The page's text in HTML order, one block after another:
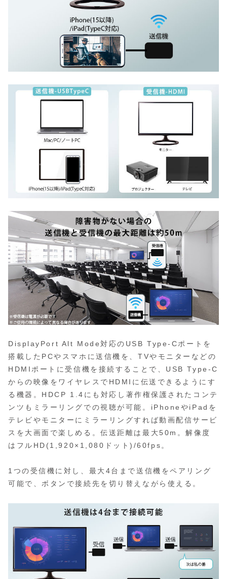
DisplayPort Alt Mode対応のUSB Type-Cポートを
搭載したPCやスマホに送信機を、TVやモニターなどの
HDMIポートに受信機を接続することで、USB Type-C
からの映像をワイヤレスでHDMIに伝送できるようにす
る機器。HDCP 1.4にも対応し著作権保護されたコンテ
ンツもミラーリングでの視聴が可能。iPhoneやiPadを
テレビやモニターにミラーリングすれば動画配信サービ
スを大画面で楽しめる。伝送距離は最大50m。解像度
はフルHD(1,920×1,080ドット)/60fps。
1つの受信機に対し、最大4台まで送信機をペアリング
可能で、ボタンで接続先を切り替えながら使える。